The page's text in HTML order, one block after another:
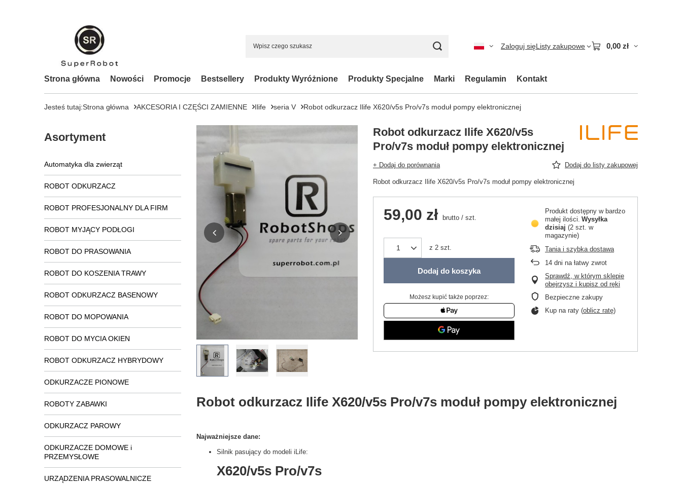
Zaloguj sięListy zakupowe 0,00 zł
Strona główna Nowości Promocje Bestsellery Produkty Wyróżnione Produkty Specjalne Marki Regulamin Kontakt
Jesteś tutaj:Strona główna AKCESORIA I CZĘŚCI ZAMIENNE Ilife seria V Robot odkurzacz Ilife X620/v5s Pro/v7s moduł pompy elektronicznej
Asortyment
Automatyka dla zwierząt
ROBOT ODKURZACZ
ROBOT PROFESJONALNY DLA FIRM
ROBOT MYJĄCY PODŁOGI
ROBOT DO PRASOWANIA
ROBOT DO KOSZENIA TRAWY
ROBOT ODKURZACZ BASENOWY
ROBOT DO MOPOWANIA
ROBOT DO MYCIA OKIEN
ROBOT ODKURZACZ HYBRYDOWY
ODKURZACZE PIONOWE
ROBOTY ZABAWKI
ODKURZACZ PAROWY
ODKURZACZE DOMOWE i
PRZEMYSŁOWE
URZĄDZENIA PRASOWALNICZE
Robot odkurzacz Ilife X620/v5s
Pro/v7s moduł pompy elektronicznej
+ Dodaj do porównania Dodaj do listy zakupowej
Robot odkurzacz Ilife X620/v5s Pro/v7s moduł pompy elektronicznej
59,00 zł brutto / szt.
z 2 szt.
Dodaj do koszyka
Możesz kupić także poprzez:
Produkt dostępny w bardzo
małej ilości Wysyłka
dzisiaj (2 szt. w
magazynie)
Tania i szybka dostawa
14 dni na łatwy zwrot
Sprawdź, w którym sklepie
obejrzysz i kupisz od ręki
Bezpieczne zakupy
Kup na raty (oblicz ratę)
Robot odkurzacz Ilife X620/v5s Pro/v7s moduł pompy elektronicznej
Najważniejsze dane:
Silnik pasujący do modeli iLife:
X620/v5s Pro/v7s